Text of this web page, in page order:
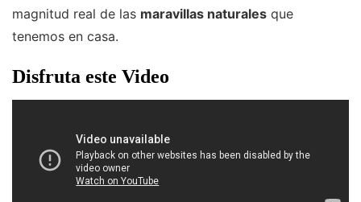
magnitud real de las maravillas naturales que
tenemos en casa.
Disfruta este Video